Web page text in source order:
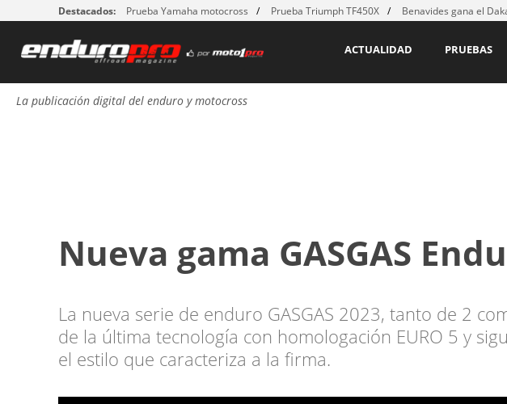
Destacados: Prueba Yamaha motocross Prueba Triumph TF450X Benavides gana el
PRUEBAS
ACTUALIDAD
La publicación digital del enduro y motocross
Nueva gama GASGAS
La nueva serie de enduro GASGAS 2023, tanto de 2
de la última tecnología con homologación EURO 5 y
el estilo que caracteriza a la firma.